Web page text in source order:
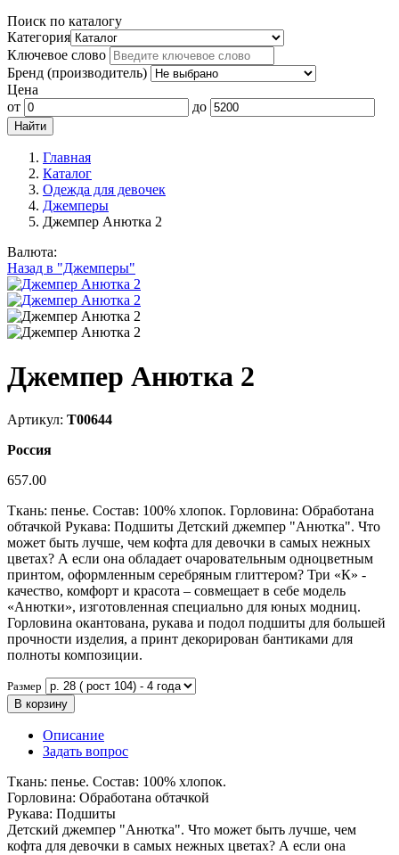
Поиск по каталогу
Категория
Ключевое слово
Бренд (производитель)
Цена
от
до
Главная
Каталог
Одежда для девочек
Джемперы
Джемпер Анютка 2
Валюта:
Назад в "Джемперы"
Джемпер Анютка 2
Артикул: Т00644
Россия
657.00
Ткань: пенье. Состав: 100% хлопок. Горловина: Обработана
обтачкой Рукава: Подшиты Детский джемпер "Анютка". Что
может быть лучше, чем кофта для девочки в самых нежных
цветах? А если она обладает очаровательным одноцветным
принтом, оформленным серебряным глиттером? Три «К» -
качество, комфорт и красота – совмещает в себе модель
«Анютки», изготовленная специально для юных модниц.
Горловина окантована, рукава и подол подшиты для большей
прочности изделия, а принт декорирован бантиками для
полноты композиции.
Размер
В корзину
Описание
Задать вопрос
Ткань: пенье. Состав: 100% хлопок.
Горловина: Обработана обтачкой
Рукава: Подшиты
Детский джемпер "Анютка". Что может быть лучше, чем
кофта для девочки в самых нежных цветах? А если она